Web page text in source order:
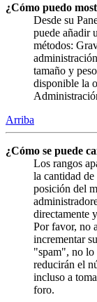
¿Cómo puedo
Desde su
puede añadir
métodos:
tamaño y
disponible la
Arriba
¿Cómo se puede
Los rangos
la cantidad
posición del
directamente
Por favor, no
incrementar
"spam", no lo
reducirán el
incluso a
foro.